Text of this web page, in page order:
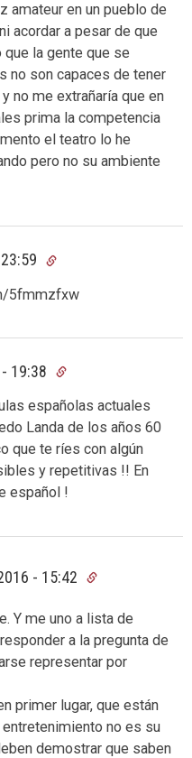
amateur en un pueblo de
acordar a pesar de que
la gente que se
no son capaces de tener
no me extrañaría que en
prima la competencia
el teatro lo he
pero no su ambiente
5fmmzfxw
19:38
españolas actuales
Landa de los años 60
que te ríes con algún
y repetitivas !! En
español !
- 15:42
Y me uno a lista de
a la pregunta de
representar por
primer lugar, que están
no es su
demostrar que saben